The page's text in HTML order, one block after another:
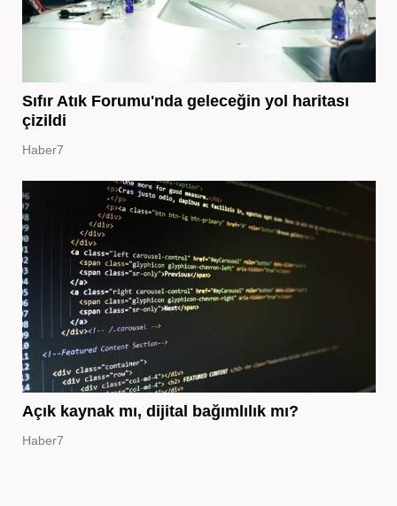
Sıfır Atık Forumu'nda geleceğin yol haritası
çizildi
Haber7
Açık kaynak mı, dijital bağımlılık mı?
Haber7